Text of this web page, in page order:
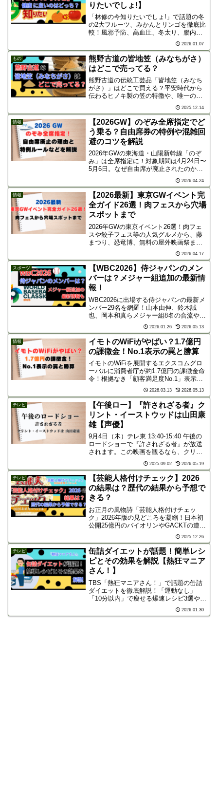
りたいでしょ!】
「林修の今知りたいでしょ!」で話題の冬
の2大フルーツ、みかんとリンゴを徹底比
較！風邪予防、高血圧、冬太り、腸内環
境の4大悩みに効くのはどっち？番組放送
前に、最新研究に基づくそれぞれの健康
効果や、栄養を倍増させる「最強の食べ
方」を予習しましょう。
2026.01.07
もの
熊野古道の皆地笠（みなちがさ）
はどこで売ってる？
熊野古道の伝統工芸品「皆地笠（みなち
がさ）」はどこで買える？平安時代から
伝わるヒノキ製の笠の特徴や、唯一の職
人・後継者情報、そして和歌山県内の正
規販売店3店舗を徹底紹介します。
2025.12.14
情報
【2026GW】のぞみ全席指定でど
う乗る？自由席券の特例や混雑回
避のコツを解説
2026年GWの東海道・山陽新幹線「のぞ
み」は全席指定に！対象期間は4月24日〜
5月6日。なぜ自由席が廃止されたのか、
自由席特急券で乗る際の注意点やデッキ
利用のルール、ネットの賛否両論の意見
まで詳しく解説。お出かけ前に必ず確認
しましょう！
2026.04.24
情報
【2026最新】東京GWイベント完
全ガイド26選！肉フェスから穴場
スポットまで
2026年GWの東京イベント26選！肉フェ
スや餃子フェス等の人気グルメから、藤
まつり、恐竜博、無料の屋外映画祭まで
網羅。家族で楽しめる定番スポットから
混雑を避ける穴場、ホテルビュッフェま
で、連休のお出かけ計画に役立つ最新情
報を凝縮してお届けします。
2026.04.17
スポーツ
【WBC2026】侍ジャパンのメン
バーは？メジャー組追加の最新情
報！
WBC2026に出場する侍ジャパンの最新メ
ンバー29名を網羅！山本由伸、鈴木誠
也、岡本和真らメジャー組8名の合流や大
谷翔平の起用構想、松井秀喜氏のキャン
プ来訪まで徹底解説。連覇を狙う井端ジ
ャパンの全貌と今後の試合スケジュール
を今すぐチェック！
2026.01.26 2026.05.13
情報
イモトのWiFiがやばい？1.7億円
の課徴金！No.1表示の罠と勝算
イモトのWiFiを展開するエクスコムグロ
ーバルに消費者庁が約1.7億円の課徴金命
令！根拠なき「顧客満足度No.1」表示は
何がいけなかったのか？外部調査会社の
責任を主張する同社に勝ち目はあるの
か、景品表示法の観点とネットの厳しい
声から徹底解説。
2026.03.13 2026.05.13
テレビ
【午後ロー】『許されざる者』ク
リント・イーストウッドは山田康
雄【声優】
9月4日（木）テレ東 13:40-15:40 午後の
ロードショーで『許されざる者』が放送
されます。この映画を観るなら、クリン
ト・イーストウッドの吹き替えに注目し
ない手はありません。山田康雄氏が声を
当てたことで、「イーストウッドといえ
ば山田康...
2025.09.02 2026.05.19
テレビ
【芸能人格付けチェック】2026
の結果は？歴代の結果から予想で
きる？
お正月の風物詩「芸能人格付けチェッ
ク」2026年版の見どころを凝縮！日本初
公開25億円のバイオリンやGACKTの連勝
記録の行方は？出演者一覧に加え、過去
の戦績も一覧表で掲載。番組を観る前に
これまでの衝撃の結末を復習しておきま
しょう！
2025.12.26
テレビ
缶詰ダイエットが話題！簡単レシ
ピとその効果を解説【熱狂マニア
さん！】
TBS「熱狂マニアさん！」で話題の缶詰
ダイエットを徹底解説！「運動なし」
「10分以内」で痩せる爆速レシピ3選や、
10日間で2〜4kg減を目指す検証結果を公
開。なぜ缶詰が最強の管理食なのか？成
2026.01.30